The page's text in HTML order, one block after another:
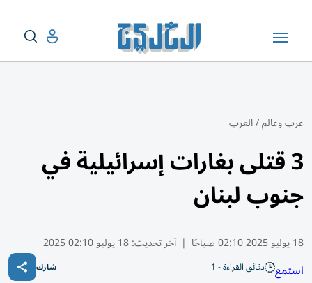
عرب وعالم/العرب
3 قتلى بغارات إسرائيلية في
جنوب لبنان
18 يوليو 2025 02:10 صباحًا | آخر تحديث:18 يوليو 02:10 2025
استمع دقائق القراءة - 1 شارك